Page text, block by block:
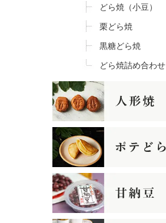
どら焼（小豆）
栗どら焼
黒糖どら焼
どら焼詰め合わせ